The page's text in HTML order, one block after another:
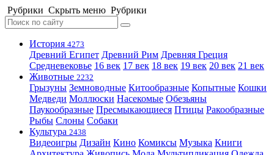
Рубрики Скрыть меню Рубрики
История 4273
Древний Египет Древний Рим Древняя Греция
Средневековье 16 век 17 век 18 век 19 век 20 век 21 век
Животные 2232
Грызуны Земноводные Китообразные Копытные Кошки
Медведи Моллюски Насекомые Обезьяны
Паукообразные Пресмыкающиеся Птицы Ракообразные
Рыбы Слоны Собаки
Культура 2438
Видеоигры Дизайн Кино Комиксы Музыка Книги